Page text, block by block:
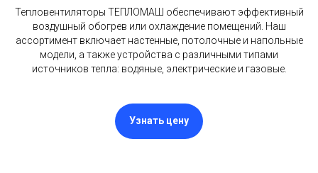
Тепловентиляторы ТЕПЛОМАШ обеспечивают эффективный
воздушный обогрев или охлаждение помещений. Наш
ассортимент включает настенные, потолочные и напольные
модели, а также устройства с различными типами
источников тепла: водяные, электрические и газовые.
Узнать цену